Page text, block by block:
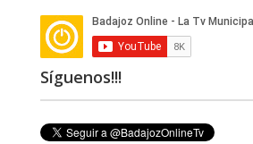
Síguenos!!!